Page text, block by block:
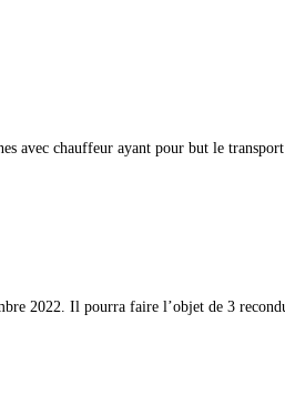
avec chauffeur ayant pour but le transport
2022. Il pourra faire l’objet de 3